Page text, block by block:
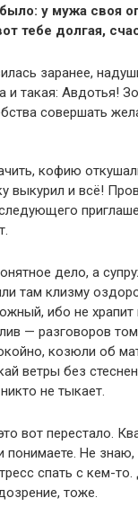
у мужа своя
тебе долгая,
заранее,
и такая: Авдотья!
совершать
кофию
выкурил и всё!
дело, а
там клизму
ибо не
— разговоров
козюли об
ветры без
не тыкает.
вот перестало.
понимаете. Не
спать с кем-
тоже.